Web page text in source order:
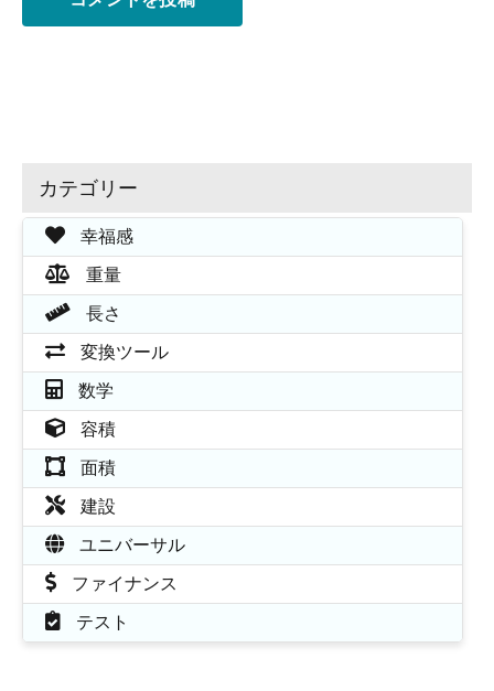
カテゴリー
幸福感
重量
長さ
変換ツール
数学
容積
面積
建設
ユニバーサル
ファイナンス
テスト